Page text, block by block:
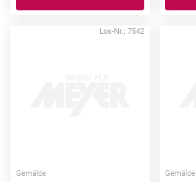
Los-Nr.: 7542
Gemälde Gemälde